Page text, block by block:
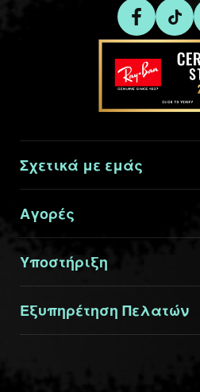
Σχετικά με εμάς
Αγορές
Υποστήριξη
Εξυπηρέτηση Πελατών